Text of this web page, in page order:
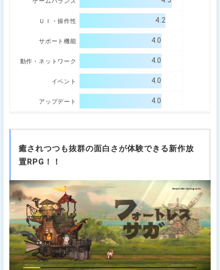
ＵＩ・操作性 4.2
サポート機能 4.0
動作・ネットワーク 4.0
イベント 4.0
アップデート 4.0
癒されつつも抜群の面白さが体験できる新作放
置RPG！！